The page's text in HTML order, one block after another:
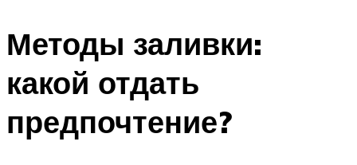
Методы заливки:
какой отдать
предпочтение?